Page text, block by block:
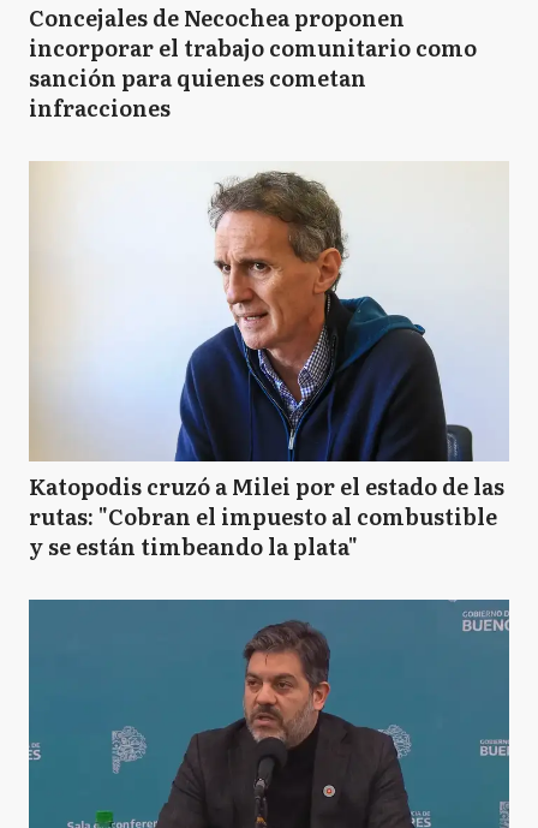
Concejales de Necochea proponen
incorporar el trabajo comunitario como
sanción para quienes cometan
infracciones
Katopodis cruzó a Milei por el estado de las
rutas: "Cobran el impuesto al combustible
y se están timbeando la plata"